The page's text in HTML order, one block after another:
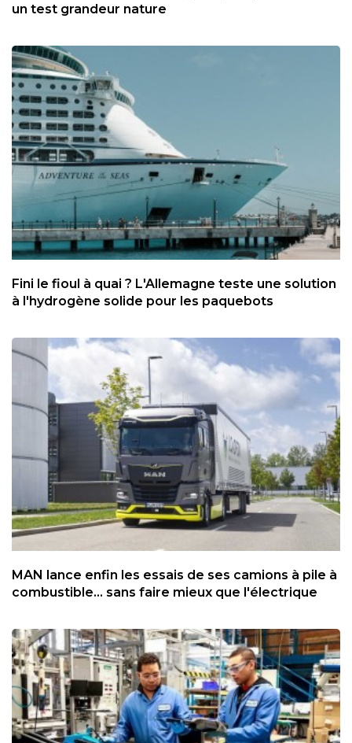
un test grandeur nature
Fini le fioul à quai ? L'Allemagne teste une solution
à l'hydrogène solide pour les paquebots
MAN lance enfin les essais de ses camions à pile à
combustible... sans faire mieux que l'électrique